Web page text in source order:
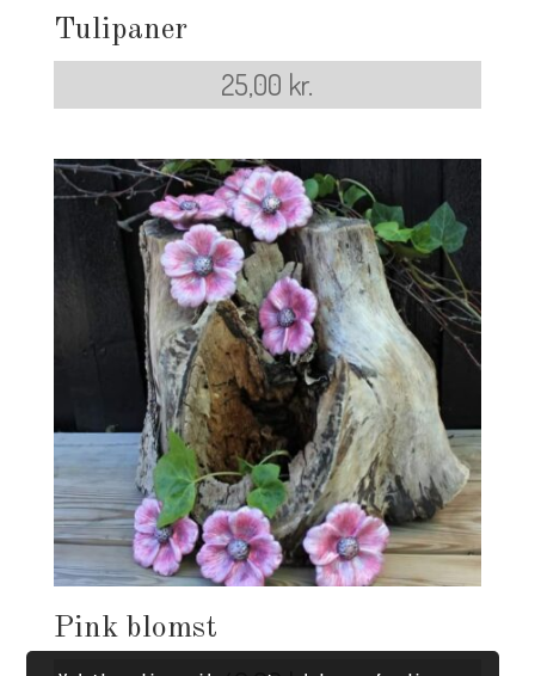
Tulipaner
25,00 kr.
Pink blomst